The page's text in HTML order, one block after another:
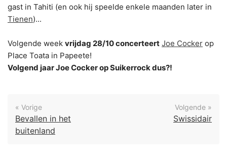
gast in Tahiti (en ook hij speelde enkele maanden later in
Tienen)...
Volgende week vrijdag 28/10 concerteert Joe Cocker op
Place Toata in Papeete!
Volgend jaar Joe Cocker op Suikerrock dus?!
« Vorige
Bevallen in het
buitenland
Volgende »
Swissidair